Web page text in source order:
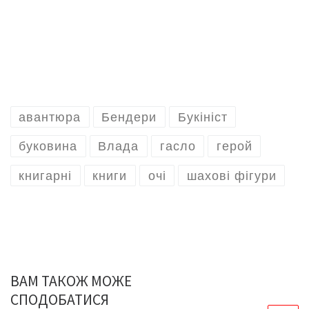
авантюра Бендери Букініст
буковина Влада гасло герой
книгарні книги очі шахові фігури
ВАМ ТАКОЖ МОЖЕ
СПОДОБАТИСЯ